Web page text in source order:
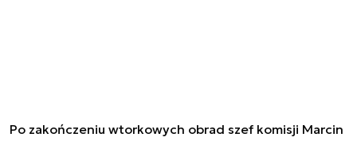
Po zakończeniu wtorkowych obrad szef komisji Marcin